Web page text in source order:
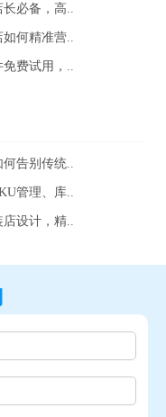
必备，高..
何精准营..
费试用，..
告别传统..
管理、库..
设计，精..